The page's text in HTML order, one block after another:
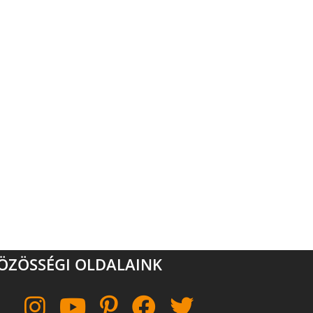
OLDALAINK
InstagramYouTubePinterest FacebookTwitter